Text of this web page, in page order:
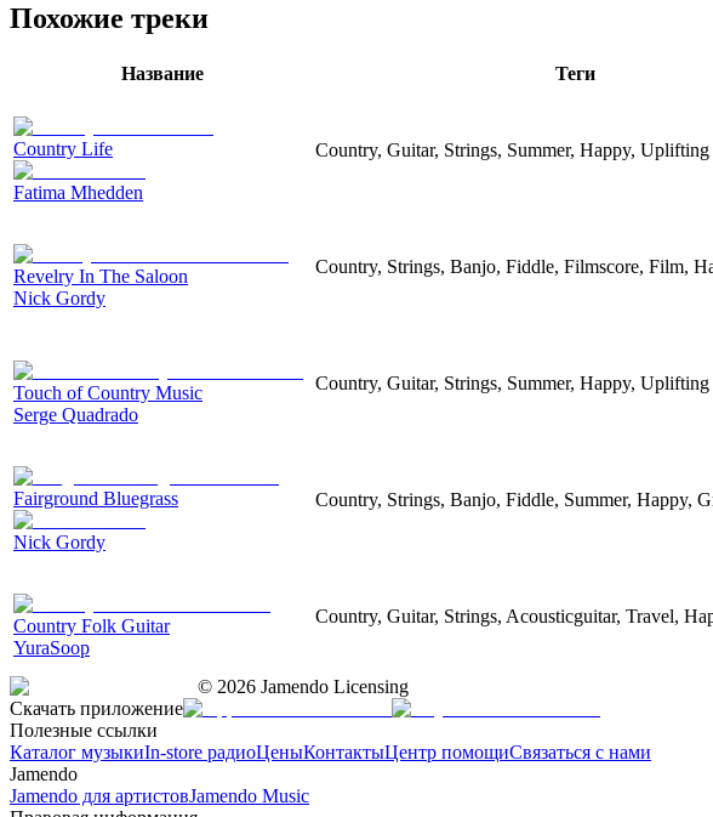
Похожие треки
Название Теги
Country Life
Fatima Mhedden
Country, Guitar, Strings, Summer, Happy, Uplifting
Revelry In The Saloon
Nick Gordy
Country, Strings, Banjo, Fiddle, Filmscore, Film,
Touch of Country Music
Serge Quadrado
Country, Guitar, Strings, Summer, Happy, Uplifting
Fairground Bluegrass
Nick Gordy
Country, Strings, Banjo, Fiddle, Summer, Happy,
Country Folk Guitar
YuraSoop
Country, Guitar, Strings, Acousticguitar, Travel,
© 2026 Jamendo Licensing
Скачать приложение
Полезные ссылки
Каталог музыкиIn-store радиоЦеныКонтактыЦентр помощиСвязаться с нами
Jamendo
Jamendo для артистовJamendo Music